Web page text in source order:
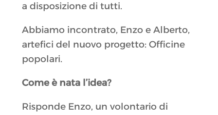
a disposizione di tutti.
Abbiamo incontrato, Enzo e Alberto,
artefici del nuovo progetto: Officine
popolari.
Come è nata l’idea?
Risponde Enzo, un volontario di